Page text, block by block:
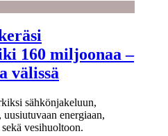
160 miljoonaa –
välissä
sähkönjakeluun,
energiaan,
vesihuoltoon.